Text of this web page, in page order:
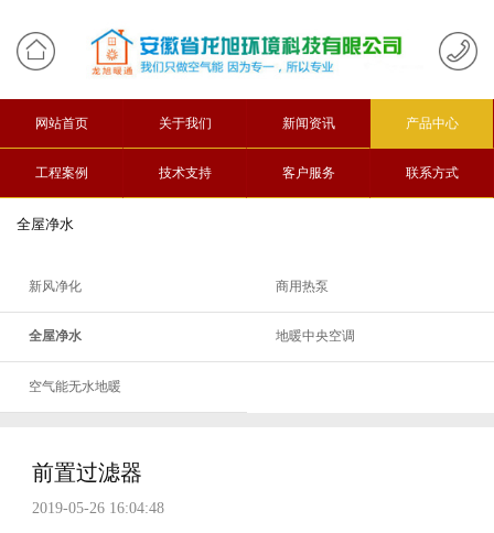
网站首页 关于我们 新闻资讯 产品中心
工程案例 技术支持 客户服务 联系方式
全屋净水
新风净化 商用热泵
全屋净水 地暖中央空调
空气能无水地暖
前置过滤器
2019-05-26 16:04:48